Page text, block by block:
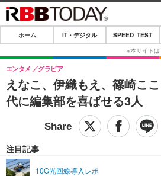
ホーム
IT・デジタル
IT・デジタルTOP
ネタ
ショッピング
SPEED TEST
エンタメTOP
ライフTOP
リリース一覧
ホーム IT・デジタル SPEED TEST
えなこ、伊織もえ、篠崎こ
代に編集部を喜ばせる3人
エンタメ グラビア
注目記事
10G光回線導入レポ